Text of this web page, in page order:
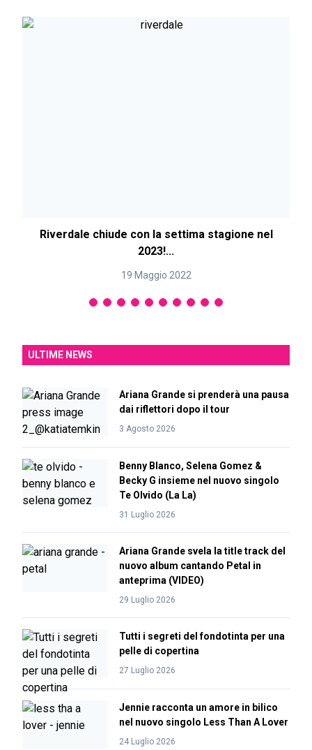
Riverdale chiude con la settima stagione nel
2023!...
19 Maggio 2022
ULTIME NEWS
Ariana Grande si prenderà una pausa
dai riflettori dopo il tour
3 Agosto 2026
Benny Blanco, Selena Gomez &
Becky G insieme nel nuovo singolo
Te Olvido (La La)
31 Luglio 2026
Ariana Grande svela la title track del
nuovo album cantando Petal in
anteprima (VIDEO)
29 Luglio 2026
Tutti i segreti del fondotinta per una
pelle di copertina
27 Luglio 2026
Jennie racconta un amore in bilico
nel nuovo singolo Less Than A Lover
24 Luglio 2026